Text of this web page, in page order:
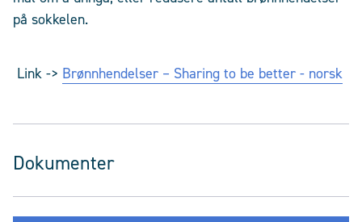
på sokkelen.
Link -> Brønnhendelser – Sharing to be better - norsk
Dokumenter